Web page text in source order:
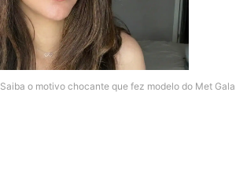
Saiba o motivo chocante que fez modelo do Met Gala